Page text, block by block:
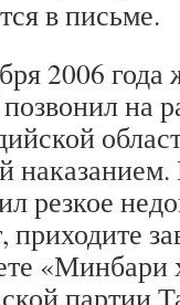
в письме.
2006 года
на
резкое
приходите
«Минбари
партии